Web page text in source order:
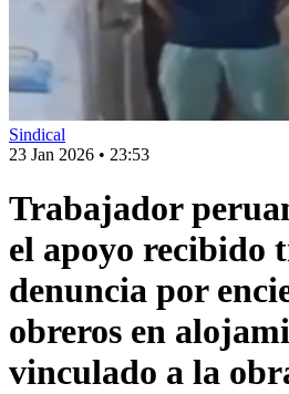
Sindical
23 Jan 2026 • 23:53
Trabajador
el apoyo recibido
denuncia por
obreros en
vinculado a la